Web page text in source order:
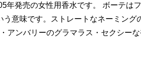
年発売の女性用香水です。 ボーテは
う意味です。ストレートなネーミング
アンバリーのグラマラス・セクシー